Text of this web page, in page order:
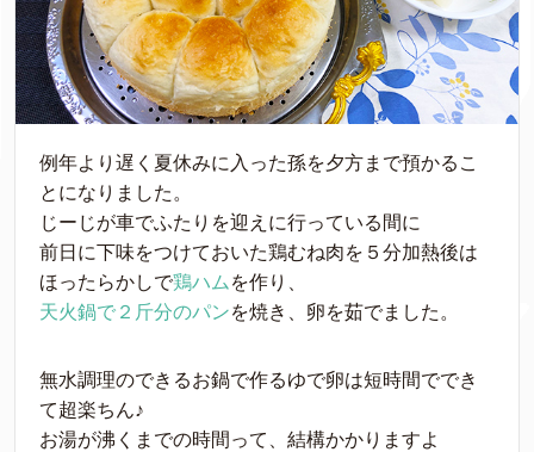
例年より遅く夏休みに入った孫を夕方まで預かるこ
とになりました。
じーじが車でふたりを迎えに行っている間に
前日に下味をつけておいた鶏むね肉を５分加熱後は
ほったらかしで鶏ハム を作り、
天火鍋で２斤分のパンを焼き、卵を茹でました。
無水調理のできるお鍋で作るゆで卵は短時間ででき
て超楽ちん♪
お湯が沸くまでの時間って、結構かかりますよ